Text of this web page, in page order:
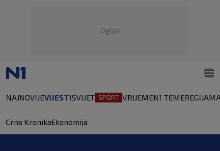
Oglas
NAJNOVIJEVIJESTISVIJET VRIJEMEN1 TEMEREGIJA
Crna KronikaEkonomija